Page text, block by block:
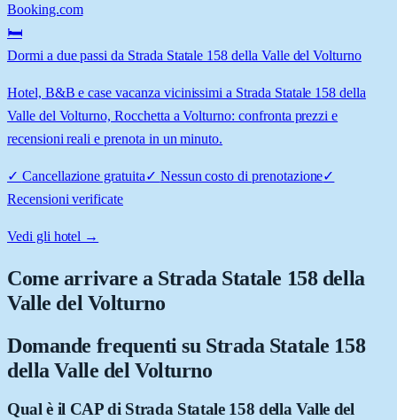
Booking.com
🛏️
Dormi a due passi da Strada Statale 158 della Valle del Volturno
Hotel, B&B e case vacanza vicinissimi a Strada Statale 158 della
Valle del Volturno, Rocchetta a Volturno: confronta prezzi e
recensioni reali e prenota in un minuto.
✓ Cancellazione gratuita✓ Nessun costo di prenotazione✓
Recensioni verificate
Vedi gli hotel →
Come arrivare a Strada Statale 158 della
Valle del Volturno
Domande frequenti su Strada Statale 158
della Valle del Volturno
Qual è il CAP di Strada Statale 158 della Valle del